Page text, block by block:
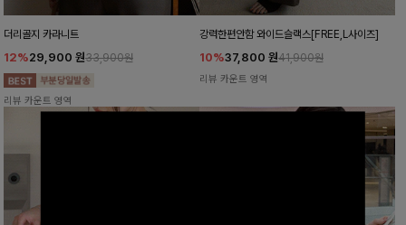
더리골지 카라니트
12%29,900 원33,900원
리뷰 카운트 영역
강력한편안함 와이드슬랙스[FREE,L사이즈]
10%37,800 원41,900원
리뷰 카운트 영역